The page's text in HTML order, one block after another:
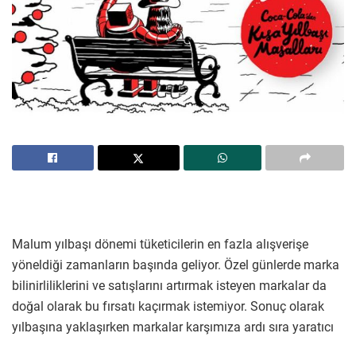
Malum yılbaşı dönemi tüketicilerin en fazla alışverişe
yöneldiği zamanların başında geliyor. Özel günlerde marka
bilinirliliklerini ve satışlarını artırmak isteyen markalar da
doğal olarak bu fırsatı kaçırmak istemiyor. Sonuç olarak
yılbaşına yaklaşırken markalar karşımıza ardı sıra yaratıcı